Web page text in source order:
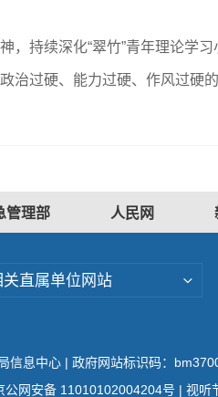
持续深化“翠竹”青年理论学习
过硬、能力过硬、作风过硬
管理部 人民网
关直属单位网站
信息中心 | 政府网站标识码：
公网安备 11010102004204号 | 视听